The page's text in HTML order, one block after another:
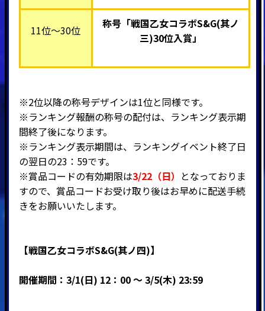
11位～30位
称号「戦国乙女コラボS&G(其ノ
三)30位入賞 」
※2位以降の称号デザインは1位と同様です。
※ランキング報酬の称号の配付は、ランキング表示期
間終了後になります。
※ランキング表示期間は、ランキングイベント終了日
の翌日の23：59です。
※賞品コードの有効期限は3/22（日） となっておりま
すので、賞品コードお受け取り後はお早めに配送手続
きをお願いいたします。
【戦国乙女コラボS&G(其ノ四)】
開催期間：3/1(日) 12：00 ～ 3/5(木) 23:59